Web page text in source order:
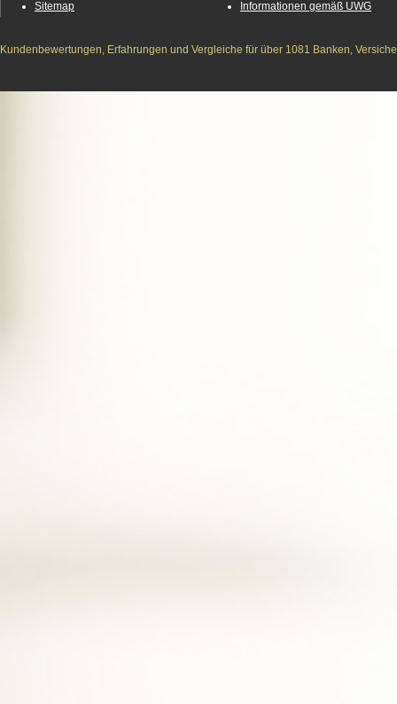
Sitemap
Informationen gemäß UWG
Kundenbewertungen, Erfahrungen und Vergleiche für über 1081 Banken,